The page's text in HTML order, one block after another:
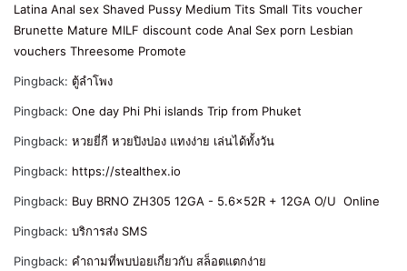
Latina Anal sex Shaved Pussy Medium Tits Small Tits voucher
Brunette Mature MILF discount code Anal Sex porn Lesbian
vouchers Threesome Promote
Pingback: ตู้ลำโพง
Pingback: One day Phi Phi islands Trip from Phuket
Pingback: หวยยี่กี หวยปิงปอง แทงง่าย เล่นได้ทั้งวัน
Pingback: https://stealthex.io
Pingback: Buy BRNO ZH305 12GA - 5.6x52R + 12GA O/U Online
Pingback: บริการส่ง SMS
Pingback: คำถามที่พบบ่อยเกี่ยวกับ สล็อตแตกง่าย